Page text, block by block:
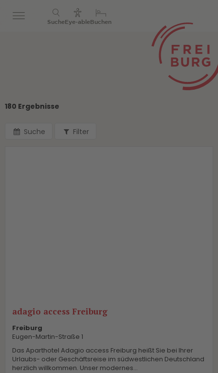
Suche Eye-ableBuchen
180 Ergebnisse
Suche Filter
adagio access Freiburg
Freiburg
Eugen-Martin-Straße 1
Das Aparthotel Adagio access Freiburg heißt Sie bei Ihrer
Urlaubs- oder Geschäftsreise im südwestlichen Deutschland
herzlich willkommen. Unser modernes...